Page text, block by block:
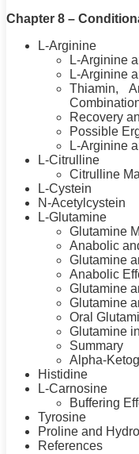
Chapter 8 –
L-Arginine
L-Arginine
L-Arginine
Thiamin,
Recovery
Possible
L-Arginine
L-Citrulline
Citrulline
L-Cystein
N-Acetylcystein
L-Glutamine
Glutamine
Anabolic
Glutamine
Anabolic
Glutamine
Glutamine
Oral
Glutamine
Summary
Alpha-
Histidine
L-Carnosine
Buffering
Tyrosine
Proline and
References